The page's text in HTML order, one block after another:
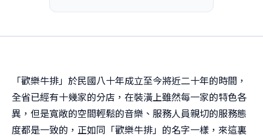
「歡樂牛排」於民國八十年成立至今將近二十年的時間，
全省已經有十幾家的分店，在裝潢上雖然每一家的特色各
異，但是寬敞的空間輕鬆的音樂、服務人員親切的服務態
度都是一致的，正如同「歡樂牛排」的名字一樣，來這裏